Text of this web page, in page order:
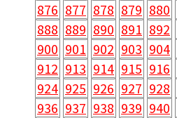
876 877 878 879 880
888 889 890 891 892
900 901 902 903 904
912 913 914 915 916
924 925 926 927 928
936 937 938 939 940